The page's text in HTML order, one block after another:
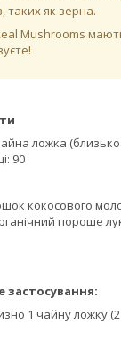
таких як зерна.
Mushrooms
ложка (близько
90
кокосового
пороше
застосування:
1 чайну ложку